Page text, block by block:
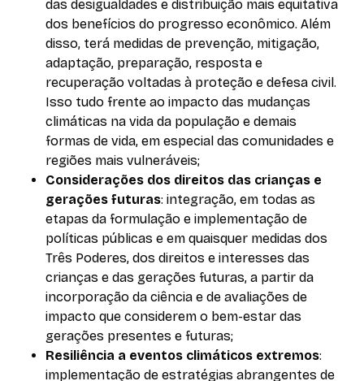
das desigualdades e distribuição mais equitativa
dos benefícios do progresso econômico. Além
disso, terá medidas de prevenção, mitigação,
adaptação, preparação, resposta e
recuperação voltadas à proteção e defesa civil.
Isso tudo frente ao impacto das mudanças
climáticas na vida da população e demais
formas de vida, em especial das comunidades e
regiões mais vulneráveis;
Considerações dos direitos das crianças e
gerações futuras: integração, em todas as
etapas da formulação e implementação de
políticas públicas e em quaisquer medidas dos
Três Poderes, dos direitos e interesses das
crianças e das gerações futuras, a partir da
incorporação da ciência e de avaliações de
impacto que considerem o bem-estar das
gerações presentes e futuras;
Resiliência a eventos climáticos extremos:
implementação de estratégias abrangentes de